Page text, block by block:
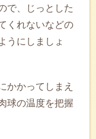
で、じっとした
くれないなどの
うにしましょ
かかってしまえ
球の温度を把握